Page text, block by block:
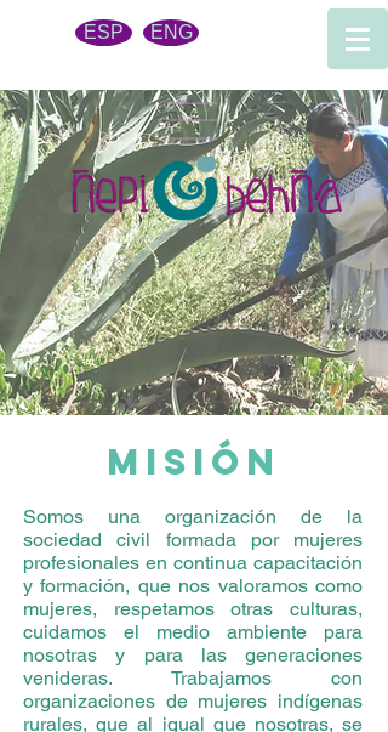
ESP ENG
MISIÓN
Somos una organización de la
sociedad civil formada por mujeres
profesionales en continua capacitación
y formación, que nos valoramos como
mujeres, respetamos otras culturas,
cuidamos el medio ambiente para
nosotras y para las generaciones
venideras. Trabajamos con
organizaciones de mujeres indígenas
rurales, que al igual que nosotras, se